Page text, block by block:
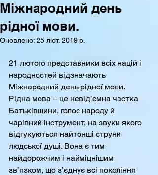
Міжнародний день
рідної мови.
Оновлено: 25 лют. 2019 р.
21 лютого представники всіх націй і
народностей відзначають
Міжнародний день рідної мови.
Рідна мова – це невід’ємна частка
Батьківщини, голос народу й
чарівний інструмент, на звуки якого
відгукуються найтонші струни
людської душі. Вона є тим
найдорожчим і найміцнішим
зв’язком, що з’єднує всі покоління